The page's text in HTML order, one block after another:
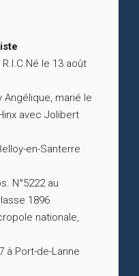
le 13 août
Angélique, marié le
avec Jolibert
en-Santerre
N°5222 au
1896
nationale,
à Port-de-Lanne